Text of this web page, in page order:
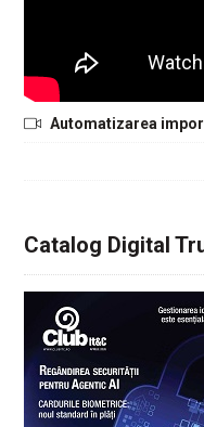
Automatizarea
Catalog Digital